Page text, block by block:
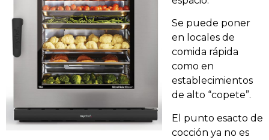
Se puede poner
en locales de
comida rápida
como en
establecimientos
de alto “copete”.
El punto esacto de
cocción ya no es